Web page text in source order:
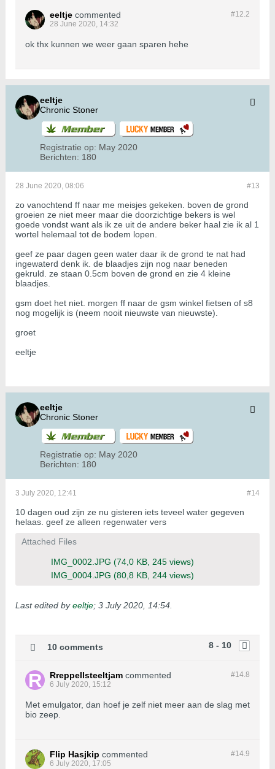
#12.2
eeltje commented
28 June 2020, 14:32
ok thx kunnen we weer gaan sparen hehe
eeltje
Chronic Stoner
Registratie op: May 2020
Berichten: 180
#13
28 June 2020, 08:06
zo vanochtend ff naar me meisjes gekeken. boven de grond
groeien ze niet meer maar die doorzichtige bekers is wel
goede vondst want als ik ze uit de andere beker haal zie ik al 1
wortel helemaal tot de bodem lopen.
geef ze paar dagen geen water daar ik de grond te nat had
ingewaterd denk ik. de blaadjes zijn nog naar beneden
gekruld. ze staan 0.5cm boven de grond en zie 4 kleine
blaadjes.
gsm doet het niet. morgen ff naar de gsm winkel fietsen of s8
nog mogelijk is (neem nooit nieuwste van nieuwste).
groet
eeltje
eeltje
Chronic Stoner
Registratie op: May 2020
Berichten: 180
#14
3 July 2020, 12:41
10 dagen oud zijn ze nu gisteren iets teveel water gegeven
helaas. geef ze alleen regenwater vers
Attached Files
IMG_0002.JPG (74,0 KB, 245 views)
IMG_0004.JPG (80,8 KB, 244 views)
Last edited byeeltje; 3 July 2020, 14:54
8 - 10
10 comments
#14.8
Rreppellsteeltjam commented
6 July 2020, 15:12
Met emulgator, dan hoef je zelf niet meer aan de slag met
bio zeep.
#14.9
Flip Hasjkip commented
6 July 2020, 17:05